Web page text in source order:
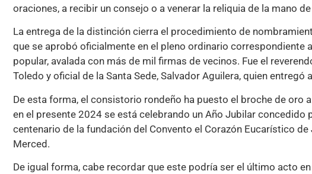
oraciones, a recibir un consejo o a venerar la reliquia de la mano
La entrega de la distinción cierra el procedimiento de
que se aprobó oficialmente en el pleno ordinario correspondiente
popular, avalada con más de mil firmas de vecinos. Fue el
Toledo y oficial de la Santa Sede, Salvador Aguilera, quien
De esta forma, el consistorio rondeño ha puesto el broche de oro
en el presente 2024 se está celebrando un Año Jubilar concedido
centenario de la fundación del Convento el Corazón Eucarístico
Merced.
De igual forma, cabe recordar que este podría ser el último acto